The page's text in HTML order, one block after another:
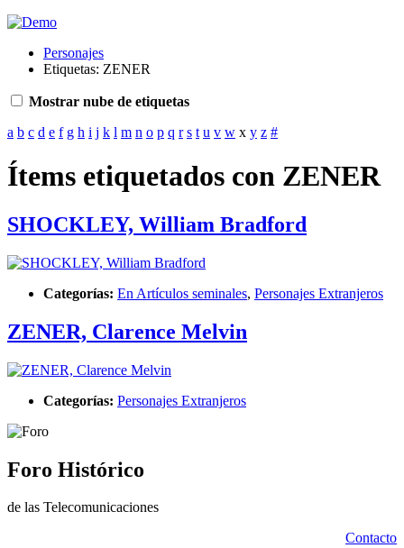
Personajes
Etiquetas: ZENER
Mostrar nube de etiquetas
a b c d e f g h i j k l m n o p q r s t u v w x y z #
Ítems etiquetados con ZENER
SHOCKLEY, William Bradford
Categorías: En Artículos seminales, Personajes Extranjeros
ZENER, Clarence Melvin
Categorías: Personajes Extranjeros
Foro Histórico
de las Telecomunicaciones
Contacto